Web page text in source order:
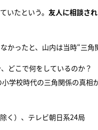
いたという。 友人に相談さ
ったと、山内は当時“三角
どこで何をしているのか
校時代の三角関係の真相が
く）、テレビ朝日系24局